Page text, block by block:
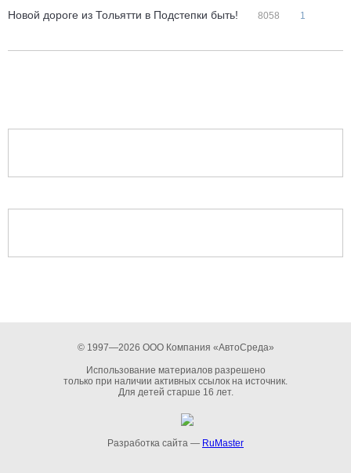
Новой дороге из Тольятти в Подстепки быть!
8058 1
© 1997—2026 ООО Компания «АвтоСреда»
Использование материалов разрешено
только при наличии активных ссылок на источник.
Для детей старше 16 лет.
Разработка сайта — RuMaster